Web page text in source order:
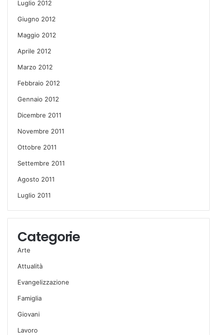
Luglio 2012
Giugno 2012
Maggio 2012
Aprile 2012
Marzo 2012
Febbraio 2012
Gennaio 2012
Dicembre 2011
Novembre 2011
Ottobre 2011
Settembre 2011
Agosto 2011
Luglio 2011
Categorie
Arte
Attualità
Evangelizzazione
Famiglia
Giovani
Lavoro